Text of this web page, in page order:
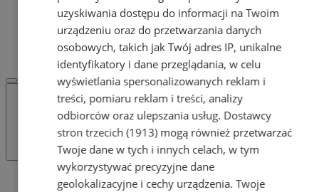
Pracuj.pl - praca w Zabrzu
Praca Zabrze
REKLAMA
WSPÓŁPRACA
Tag: utrzymanie zieleni
uzyskiwania dostępu do informacji na Twoim
urządzeniu oraz do przetwarzania danych
osobowych, takich jak Twój adres IP, unikalne
identyfikatory i dane przeglądania, w celu
wyświetlania spersonalizowanych reklam i
treści, pomiaru reklam i treści, analizy
odbiorców oraz ulepszania usług. Dostawcy
stron trzecich (1913)mogą również przetwarzać
Twoje dane w tych i innych celach, w tym
wykorzystywać precyzyjne dane
geolokalizacyjne i cechy urządzenia. Twoje